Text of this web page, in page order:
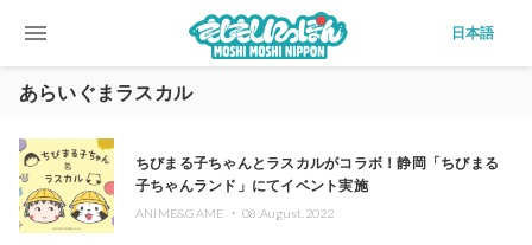
menu 日本語
あらいぐまラスカル
ちびまる子ちゃんとラスカルがコラボ！静岡「ちびまる
子ちゃんランド」にてイベント実施
ANIME&GAME ・08.August.2022